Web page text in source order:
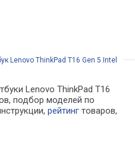
Lenovo ThinkPad T16 Gen 5 Intel
Lenovo ThinkPad T16
подбор моделей по
рейтинг товаров,